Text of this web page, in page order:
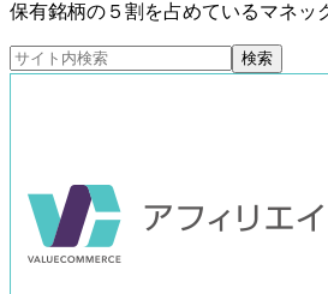
保有銘柄の５割を占めているマネッ